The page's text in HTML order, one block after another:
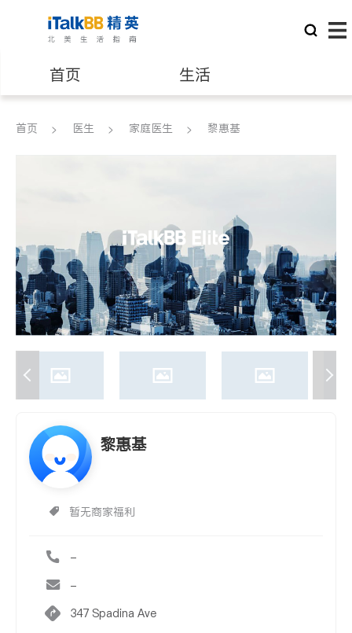
首页 生活
医生 律师
会计师
建筑装修
首页 医生 家庭医生 黎惠基
黎惠基
暂无商家福利
-
-
347 Spadina Ave